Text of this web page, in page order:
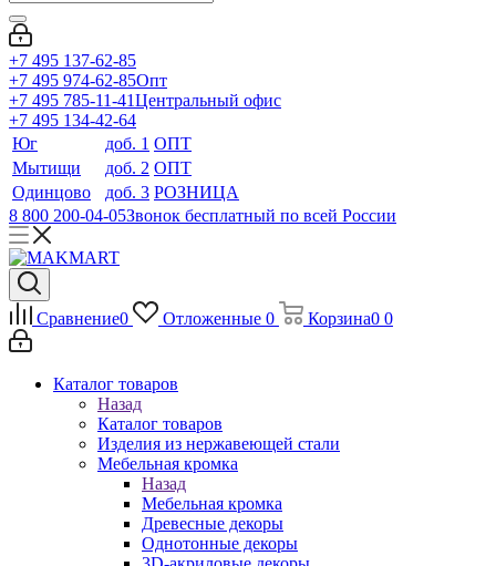
+7 495 137-62-85
+7 495 974-62-85Опт
+7 495 785-11-41Центральный офис
+7 495 134-42-64
Юг
доб. 1 ОПТ
Мытищи
доб. 2 ОПТ
Одинцово
доб. 3 РОЗНИЦА
8 800 200-04-05Звонок бесплатный по всей России
Сравнение0 Отложенные 0 Корзина0 0
Каталог товаров
Назад
Каталог товаров
Изделия из нержавеющей стали
Мебельная кромка
Назад
Мебельная кромка
Древесные декоры
Однотонные декоры